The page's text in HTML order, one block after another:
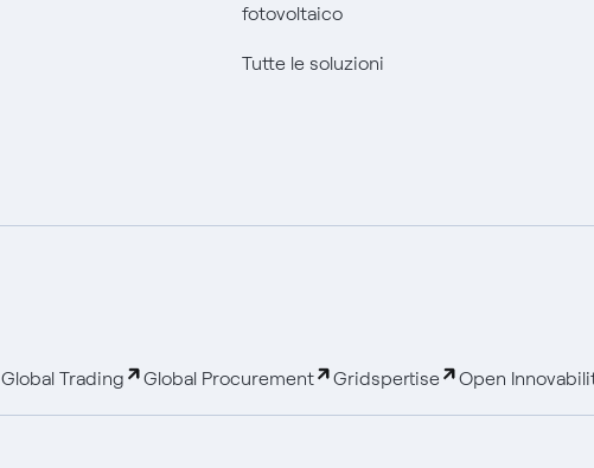
fotovoltaico
Tutte le soluzioni
Global Trading Global Procurement Gridspertise Open